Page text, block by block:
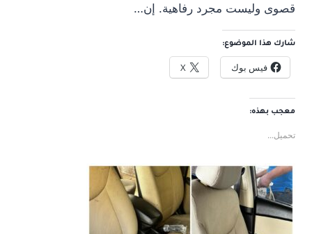
قصوى وليست مجرد رفاهية. إن…
شارك هذا الموضوع:
فيس بوك X
معجب بهذه:
تحميل...